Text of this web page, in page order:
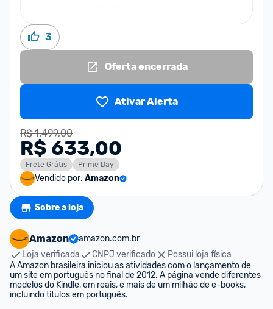
3
Oferta encerrada
Ativar Alerta
R$ 1.499,00
R$ 633,00
Frete Grátis Prime Day
Vendido por: Amazon
Sobre a loja
Amazon
amazon.com.br
Loja verificada
CNPJ verificado
Possui loja física
A Amazon brasileira iniciou as atividades com o lançamento de
um site em português no final de 2012. A página vende diferentes
modelos do Kindle, em reais, e mais de um milhão de e-books,
incluindo títulos em português.